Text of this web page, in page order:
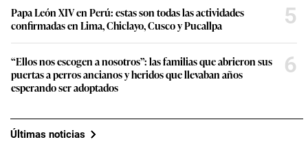
Papa León XIV en Perú: estas son todas las actividades
confirmadas en Lima, Chiclayo, Cusco y Pucallpa
5
“Ellos nos escogen a nosotros”: las familias que abrieron sus
puertas a perros ancianos y heridos que llevaban años
esperando ser adoptados
6
Últimas noticias